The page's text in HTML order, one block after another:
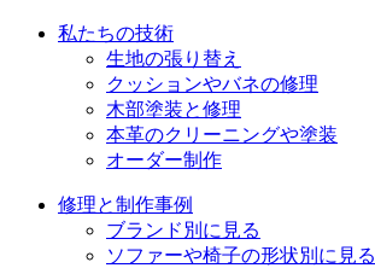
私たちの技術
生地の張り替え
クッションやバネの修理
木部塗装と修理
本革のクリーニングや塗装
オーダー制作
修理と制作事例
ブランド別に見る
ソファーや椅子の形状別に見る